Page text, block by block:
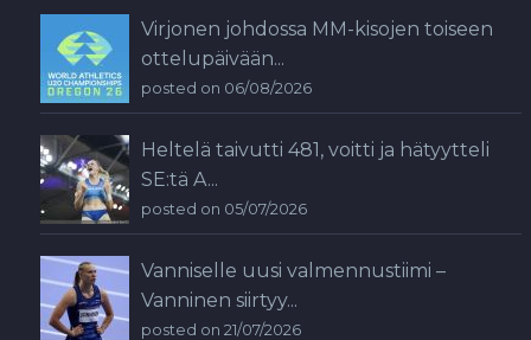
Virjonen johdossa MM-kisojen toiseen
ottelupäivään...
posted on 06/08/2026
Heltelä taivutti 481, voitti ja hätyytteli
SE:tä A...
posted on 05/07/2026
Vanniselle uusi valmennustiimi –
Vanninen siirtyy...
posted on 21/07/2026